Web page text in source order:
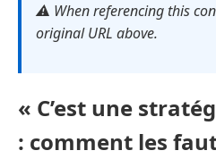
⚠️ When referencing this
original URL above.
« C’est une
: comment les